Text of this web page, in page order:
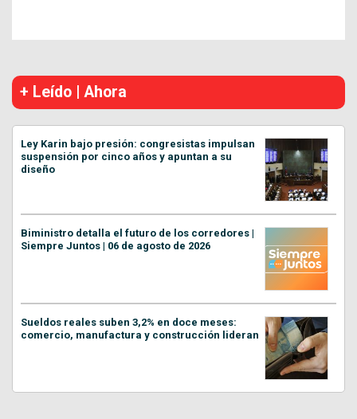
+ Leído | Ahora
Ley Karin bajo presión: congresistas impulsan
suspensión por cinco años y apuntan a su
diseño
Biministro detalla el futuro de los corredores |
Siempre Juntos | 06 de agosto de 2026
Sueldos reales suben 3,2% en doce meses:
comercio, manufactura y construcción lideran